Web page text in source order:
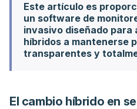
Este artículo es
un software de
invasivo diseñado para
híbridos a mantenerse
transparentes y
El cambio híbrido en